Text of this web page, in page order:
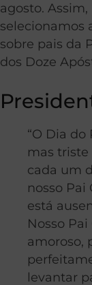
agosto.
selecionamos
sobre pais da
dos Doze
“O Dia do
mas triste
cada um
nosso Pai
está
Nosso
amoroso,
levantar